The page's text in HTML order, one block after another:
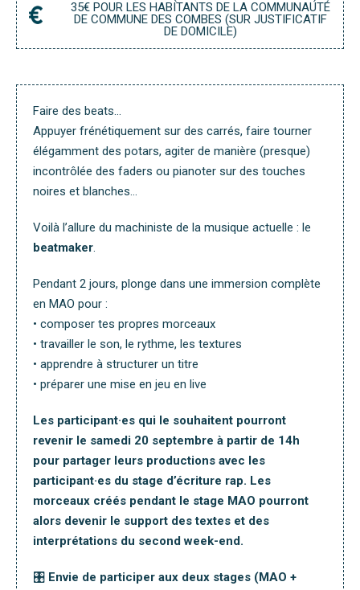
35€ POUR LES HABITANTS DE LA COMMUNAUTÉ
DE COMMUNE DES COMBES (SUR JUSTIFICATIF
DE DOMICILE)
Faire des beats…
Appuyer frénétiquement sur des carrés, faire tourner
élégamment des potars, agiter de manière (presque)
incontrôlée des faders ou pianoter sur des touches
noires et blanches…
Voilà l’allure du machiniste de la musique actuelle : le
beatmaker.
Pendant 2 jours, plonge dans une immersion complète
en MAO pour :
• composer tes propres morceaux
• travailler le son, le rythme, les textures
• apprendre à structurer un titre
• préparer une mise en jeu en live
Les participant·es qui le souhaitent pourront
revenir le samedi 20 septembre à partir de 14h
pour partager leurs productions avec les
participant·es du stage d’écriture rap. Les
morceaux créés pendant le stage MAO pourront
alors devenir le support des textes et des
interprétations du second week-end.
🎛️ Envie de participer aux deux stages (MAO +